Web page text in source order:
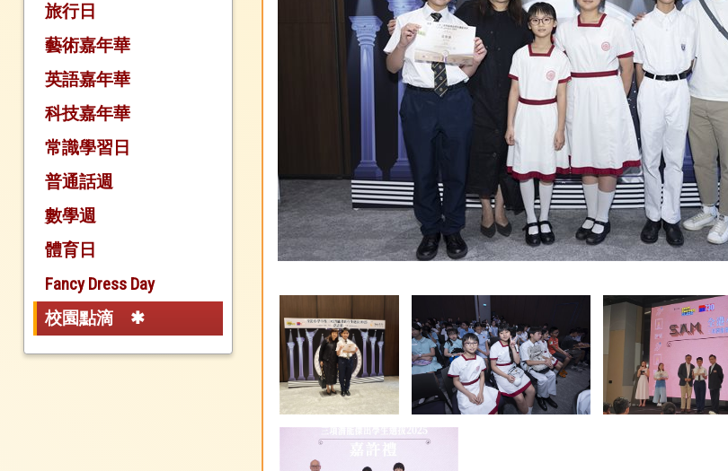
旅行日
藝術嘉年華
英語嘉年華
科技嘉年華
常識學習日
普通話週
數學週
體育日
Fancy Dress Day
校園點滴